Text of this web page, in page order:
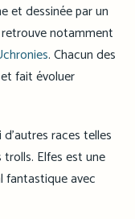
et dessinée par un
notamment
. Chacun des
fait évoluer
races telles
Elfes est une
fantastique avec